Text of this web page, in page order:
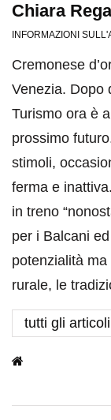
Chiara
INFORMAZIONI
Cremonese
Venezia. Dopo
Turismo ora è
prossimo
stimoli,
ferma e
in treno
per i Balcani
potenzialità
rurale, le
tutti gli articoli